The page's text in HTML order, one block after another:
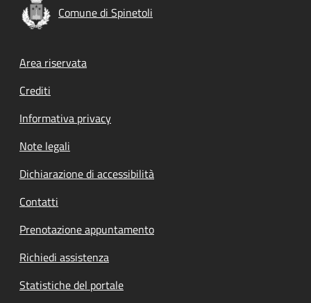
Comune di Spinetoli
Footer menu
Area riservata
Crediti
Informativa privacy
Note legali
Dichiarazione di accessibilità
Contatti
Prenotazione appuntamento
Richiedi assistenza
Statistiche del portale